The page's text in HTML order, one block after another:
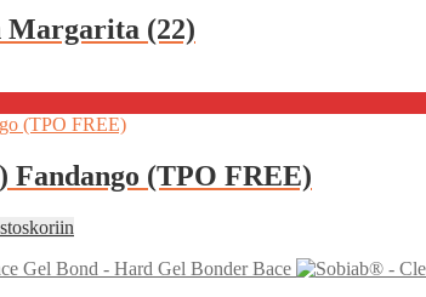
Margarita (22)
Fandango (TPO FREE)
Gel Bond - Hard Gel Bonder Bace